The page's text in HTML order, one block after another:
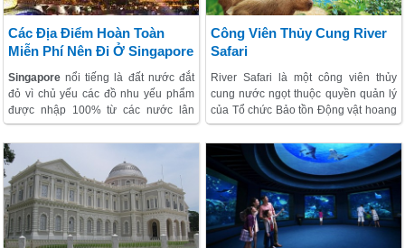
Các Địa Điểm Hoàn Toàn
Miễn Phí Nên Đi Ở Singapore
Singapore nổi tiếng là đất nước đắt
đỏ vì chủ yếu các đồ nhu yếu phẩm
được nhập 100% từ các nước lân
cận sang đất nước này. Một số cảnh
đẹp tại Singapore không mất tiền vé
vào cửa mà khách thăm quan vẫn đổ
đến đây để thăm quan, chụp ảnh
Công Viên Thủy Cung River
Safari
River Safari là một công viên thủy
cung nước ngọt thuộc quyền quản lý
của Tổ chức Bảo tồn Động vật hoang
dã Singapore. Được xây dựng trên
diện tích 12ha và sở hữu nhiều động
vật từ 8 hệ thống sông lớn trên thế
giới, bao gồm cả sông Cửu Long,
sông Amazon, sông Hằng và sông
Mississippi,… River Safari là công
viên sông nước hoang dã đầu tiên tại
châu Á.